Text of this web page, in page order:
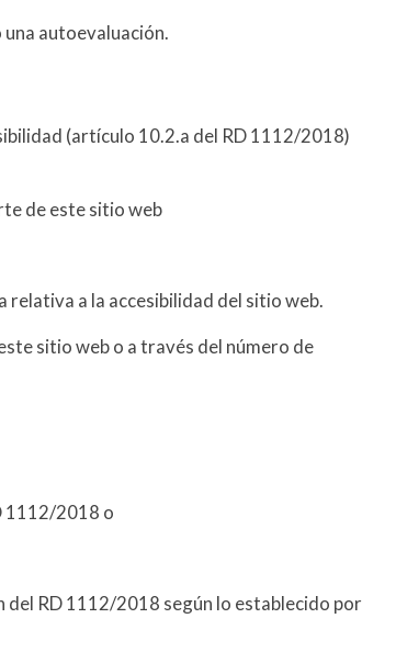
autoevaluación.
(artículo 10.2.a del RD 1112/2018)
de este sitio web
a la accesibilidad del sitio web.
sitio web o a través del número de
1112/2018 o
del RD 1112/2018 según lo establecido por